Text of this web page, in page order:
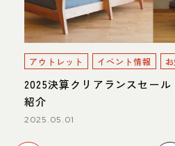
アウトレット イベント情報
2025決算クリアランスセー
紹介
2025.05.01